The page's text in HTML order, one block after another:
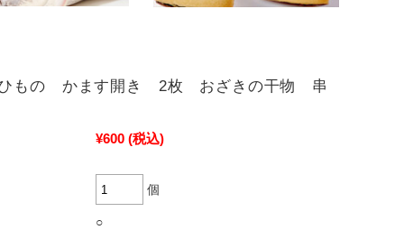
ひもの かます開き 2枚 おざきの干物 串
¥600 (税込)
個
○